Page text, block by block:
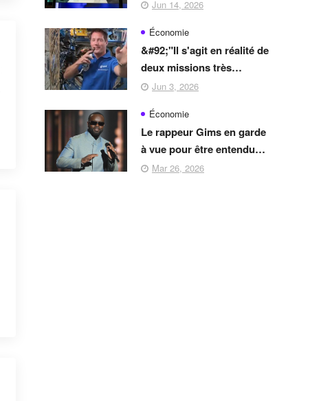
Musk
Jun 14, 2026
Économie
&#92;"Il s'agit en réalité de
deux missions très
différentes&#92;" : ce qui
Arnaud Prost dans
l'espace en 2027
Jun 3, 2026
Économie
Le rappeur Gims en garde
à vue pour être entendu
dans une affaire de
Mar 26, 2026